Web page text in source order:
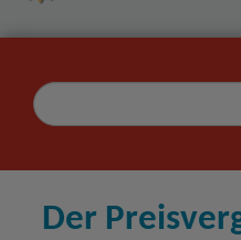
Der